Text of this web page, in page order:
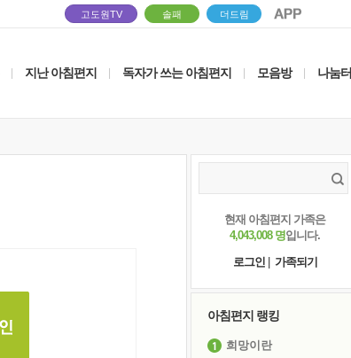
고도원TV 솔패 더드림
지난 아침편지 독자가 쓰는 아침편지 모음방 나눔터
현재 아침편지 가족은
4,043,008 명입니다.
로그인
가족되기
아침편지 랭킹
희망이란